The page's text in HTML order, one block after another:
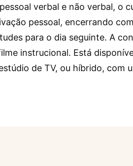
verbal e não verbal, o
pessoal, encerrando
para o dia seguinte. A
instrucional. Está
de TV, ou híbrido, com